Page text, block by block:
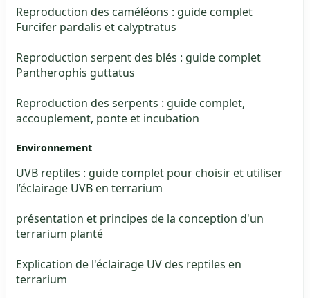
Reproduction des caméléons : guide complet
Furcifer pardalis et calyptratus
Reproduction serpent des blés : guide complet
Pantherophis guttatus
Reproduction des serpents : guide complet,
accouplement, ponte et incubation
Environnement
UVB reptiles : guide complet pour choisir et utiliser
l’éclairage UVB en terrarium
présentation et principes de la conception d'un
terrarium planté
Explication de l'éclairage UV des reptiles en
terrarium